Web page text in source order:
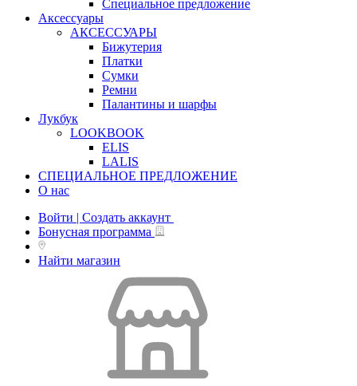
Специальное предложение
Аксессуары
АКСЕССУАРЫ
Бижутерия
Платки
Сумки
Ремни
Палантины и шарфы
Лукбук
LOOKBOOK
ELIS
LALIS
СПЕЦИАЛЬНОЕ ПРЕДЛОЖЕНИЕ
О нас
Войти | Создать аккаунт
Бонусная программа
Найти магазин